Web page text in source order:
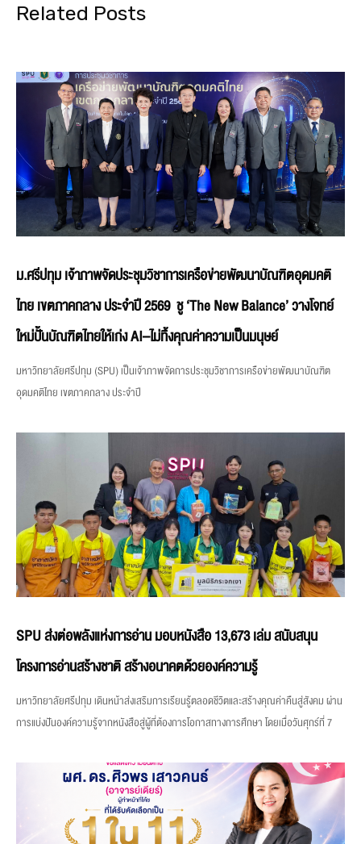
Related Posts
ม.ศรีปทุม เจ้าภาพจัดประชุมวิชาการเครือข่ายพัฒนาบัณฑิตอุดมคติ
ไทย เขตภาคกลาง ประจำปี 2569 ชู ‘The New Balance’ วางโจทย์
ใหม่ปั้นบัณฑิตไทยให้เก่ง AI–ไม่ทิ้งคุณค่าความเป็นมนุษย์
มหาวิทยาลัยศรีปทุม (SPU) เป็นเจ้าภาพจัดการประชุมวิชาการเครือข่ายพัฒนาบัณฑิต
อุดมคติไทย เขตภาคกลาง ประจำปี
SPU ส่งต่อพลังแห่งการอ่าน มอบหนังสือ 13,673 เล่ม สนับสนุน
โครงการอ่านสร้างชาติ สร้างอนาคตด้วยองค์ความรู้
มหาวิทยาลัยศรีปทุม เดินหน้าส่งเสริมการเรียนรู้ตลอดชีวิตและสร้างคุณค่าคืนสู่สังคม ผ่าน
การแบ่งปันองค์ความรู้จากหนังสือสู่ผู้ที่ต้องการโอกาสทางการศึกษา โดยเมื่อวันศุกร์ที่ 7